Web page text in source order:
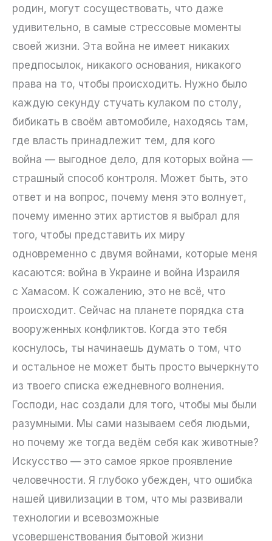
родин, могут сосуществовать, что даже
удивительно, в самые стрессовые моменты
своей жизни. Эта война не имеет никаких
предпосылок, никакого основания, никакого
права на то, чтобы происходить. Нужно было
каждую секунду стучать кулаком по столу,
бибикать в своём автомобиле, находясь там,
где власть принадлежит тем, для кого
война — выгодное дело, для которых война —
страшный способ контроля. Может быть, это
ответ и на вопрос, почему меня это волнует,
почему именно этих артистов я выбрал для
того, чтобы представить их миру
одновременно с двумя войнами, которые меня
касаются: война в Украине и война Израиля
с Хамасом. К сожалению, это не всё, что
происходит. Сейчас на планете порядка ста
вооруженных конфликтов. Когда это тебя
коснулось, ты начинаешь думать о том, что
и остальное не может быть просто вычеркнуто
из твоего списка ежедневного волнения.
Господи, нас создали для того, чтобы мы были
разумными. Мы сами называем себя людьми,
но почему же тогда ведём себя как животные?
Искусство — это самое яркое проявление
человечности. Я глубоко убежден, что ошибка
нашей цивилизации в том, что мы развивали
технологии и всевозможные
усовершенствования бытовой жизни